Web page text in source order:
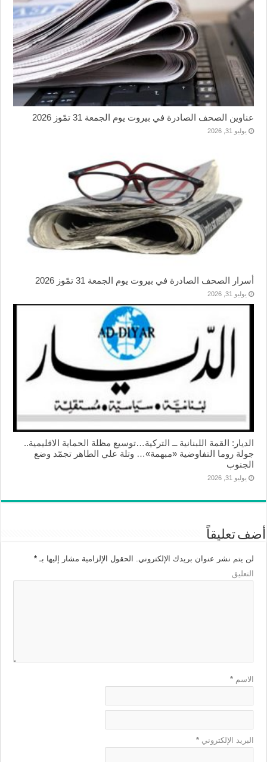
عناوين الصحف الصادرة في بيروت يوم الجمعة 31 تمّوز 2026
يوليو 31, 2026
أسرار الصحف الصادرة في بيروت يوم الجمعة 31 تمّوز 2026
يوليو 31, 2026
الديار: القمة اللبنانية ــ التركية…توسيع مظلة الحماية الاقليمية..
جولة روما التفاوضية «مبهمة»… وتلة علي الطاهر تجمّد وضع
الجنوب
يوليو 31, 2026
أضف تعليقاً
لن يتم نشر عنوان بريدك الإلكتروني. الحقول الإلزامية مشار إليها بـ*
التعليق
الاسم*
البريد الإلكتروني*